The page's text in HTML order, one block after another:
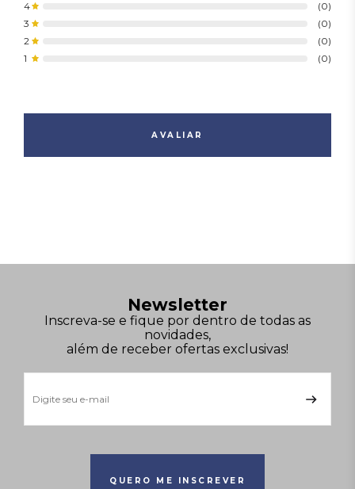
4
(0)
3
(0)
2
(0)
1
(0)
AVALIAR
Newsletter
Inscreva-se e fique por dentro de todas as
novidades,
além de receber ofertas exclusivas!
QUERO ME INSCREVER